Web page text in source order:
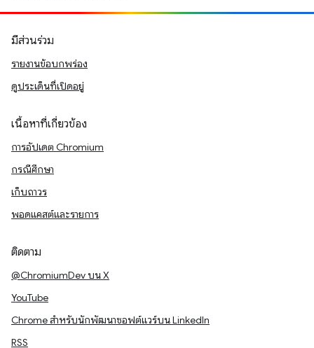
มีส่วนร่วม
รายงานข้อบกพร่อง
ดูประเด็นที่เปิดอยู่
เนื้อหาที่เกี่ยวข้อง
การอัปเดต Chromium
กรณีศึกษา
เก็บถาวร
พอดแคสต์และรายการ
ติดตาม
@ChromiumDev บน X
YouTube
Chrome สำหรับนักพัฒนาซอฟต์แวร์บน LinkedIn
RSS